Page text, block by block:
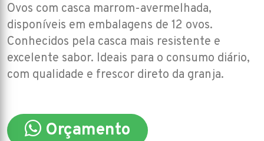
Ovos com casca marrom-avermelhada,
disponíveis em embalagens de 12 ovos.
Conhecidos pela casca mais resistente e
excelente sabor. Ideais para o consumo diário,
com qualidade e frescor direto da granja.
Orçamento